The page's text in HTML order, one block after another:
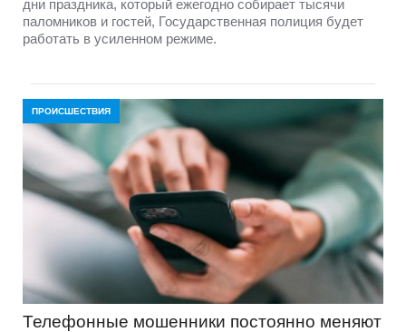
дни праздника, который ежегодно собирает тысячи
паломников и гостей, Государственная полиция будет
работать в усиленном режиме.
ПРОИСШЕСТВИЯ
Телефонные мошенники постоянно меняют